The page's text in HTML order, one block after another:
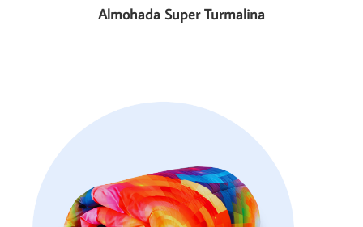
Almohada Super Turmalina